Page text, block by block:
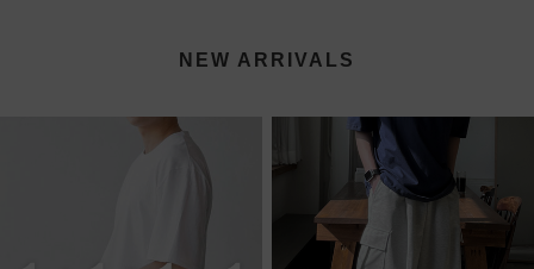
NEW ARRIVALS